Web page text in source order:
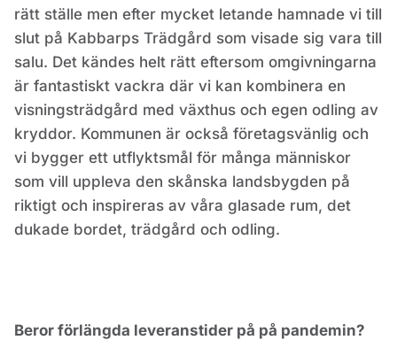
rätt ställe men efter mycket letande hamnade vi till
slut på Kabbarps Trädgård som visade sig vara till
salu. Det kändes helt rätt eftersom omgivningarna
är fantastiskt vackra där vi kan kombinera en
visningsträdgård med växthus och egen odling av
kryddor. Kommunen är också företagsvänlig och
vi bygger ett utflyktsmål för många människor
som vill uppleva den skånska landsbygden på
riktigt och inspireras av våra glasade rum, det
dukade bordet, trädgård och odling.
Beror förlängda leveranstider på på pandemin?